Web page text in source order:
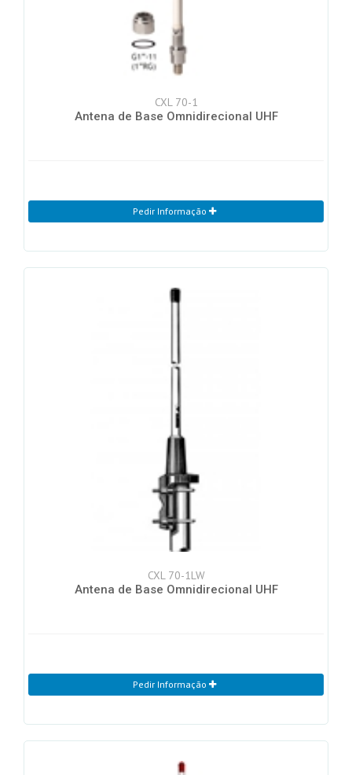
CXL 70-1
Antena de Base Omnidirecional UHF
Pedir Informação
CXL 70-1LW
Antena de Base Omnidirecional UHF
Pedir Informação